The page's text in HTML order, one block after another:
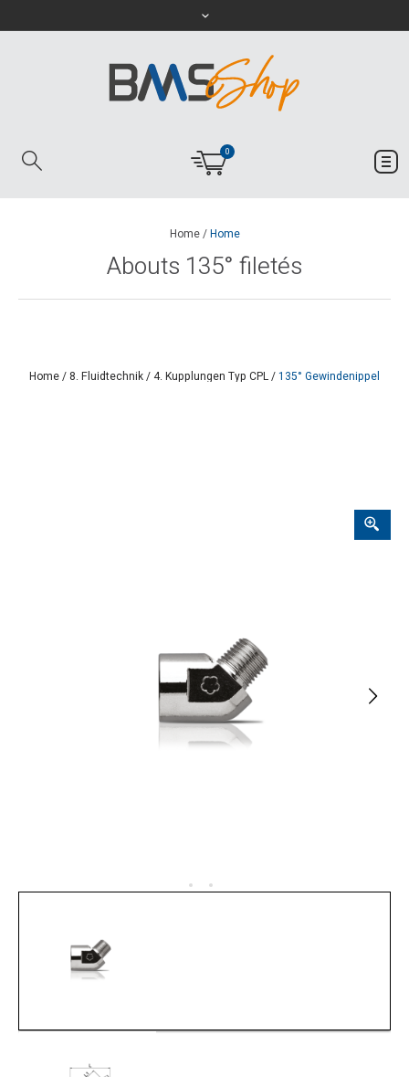
0
Home/Home
Abouts 135° filetés
Home/8. Fluidtechnik/4. Kupplungen Typ CPL/135° Gewindenippel